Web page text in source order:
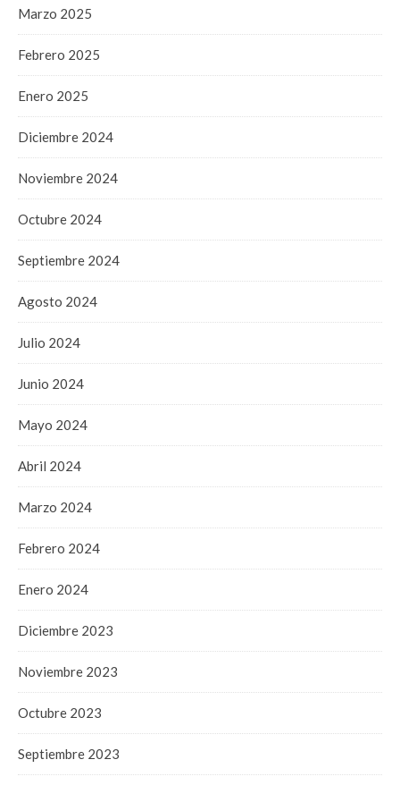
Marzo 2025
Febrero 2025
Enero 2025
Diciembre 2024
Noviembre 2024
Octubre 2024
Septiembre 2024
Agosto 2024
Julio 2024
Junio 2024
Mayo 2024
Abril 2024
Marzo 2024
Febrero 2024
Enero 2024
Diciembre 2023
Noviembre 2023
Octubre 2023
Septiembre 2023